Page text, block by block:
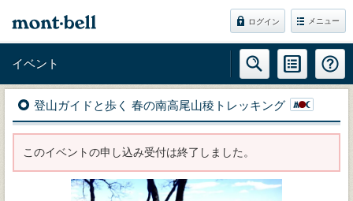
ログイン メニュー
イベント
登山ガイドと歩く 春の南高尾山稜トレッキング
このイベントの申し込み受付は終了しました。